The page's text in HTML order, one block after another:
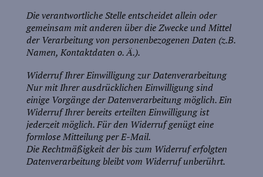
Die verantwortliche Stelle entscheidet allein oder
gemeinsam mit anderen über die Zwecke und Mittel
der Verarbeitung von personenbezogenen Daten (z.B.
Namen, Kontaktdaten o. Ä.).
Widerruf Ihrer Einwilligung zur Datenverarbeitung
Nur mit Ihrer ausdrücklichen Einwilligung sind
einige Vorgänge der Datenverarbeitung möglich. Ein
Widerruf Ihrer bereits erteilten Einwilligung ist
jederzeit möglich. Für den Widerruf genügt eine
formlose Mitteilung per E-Mail.
Die Rechtmäßigkeit der bis zum Widerruf erfolgten
Datenverarbeitung bleibt vom Widerruf unberührt.